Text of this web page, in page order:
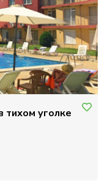
тихом уголке